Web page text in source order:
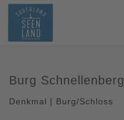
Burg Schnellenberg
Denkmal | Burg/Schloss